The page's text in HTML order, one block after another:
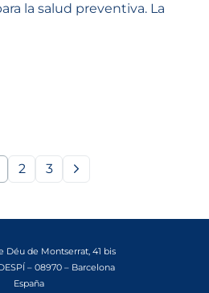
la salud preventiva. La
2 3
Déu de Montserrat, 41 bis
– 08970 – Barcelona
España